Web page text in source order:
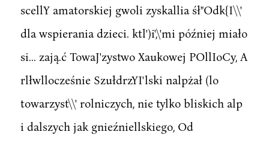
scellY amatorskiej gwoli zyskallia śł"Odk{I\\'
dla wspierania dzieci. ktl')i',\'mi później miało
si... zają.ć TowaJ'zystwo Xaukowej POllIoCy, A
rlłwllocześnie SzułdrzYI'lski nalpżał (lo
towarzyst\\' rolniczych, nie tylko bliskich alp
i dalszych jak gnieźniellskiego, Od